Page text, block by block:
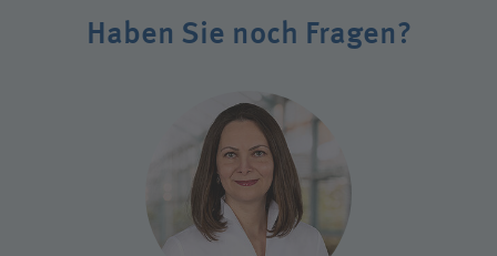
Haben Sie noch Fragen?